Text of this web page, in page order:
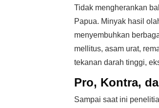
Tidak mengherankan
Papua. Minyak hasil
menyembuhkan
mellitus, asam urat,
tekanan darah tinggi,
Pro, Kontra,
Sampai saat ini